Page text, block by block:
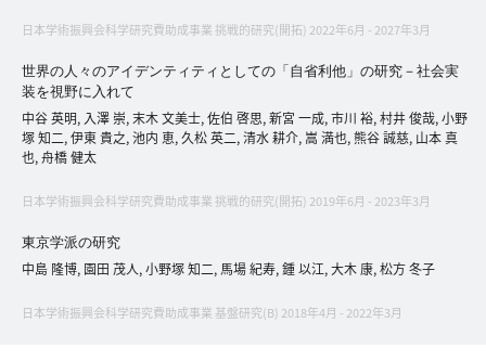
と
は
推
薦
コ
ン
Our
会
日本学術振興会科学研究費助成事業 挑戦的研究(開拓) 2022年6月 - 2027年3月
世界の人々のアイデンティティとしての「自省利他」の研究－社会実
装を視野に入れて
中谷 英明, 入澤 崇, 末木 文美士, 佐伯 啓思, 新宮 一成, 市川 裕, 村井 俊哉, 小野
塚 知二, 伊東 貴之, 池内 恵, 久松 英二, 清水 耕介, 嵩 満也, 熊谷 誠慈, 山本 真
也, 舟橋 健太
日本学術振興会科学研究費助成事業 挑戦的研究(開拓) 2019年6月 - 2023年3月
東京学派の研究
中島 隆博, 園田 茂人, 小野塚 知二, 馬場 紀寿, 鍾 以江, 大木 康, 松方 冬子
日本学術振興会科学研究費助成事業 基盤研究(B) 2018年4月 - 2022年3月